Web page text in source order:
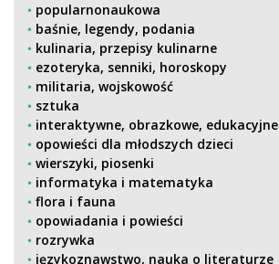
popularnonaukowa
baśnie, legendy, podania
kulinaria, przepisy kulinarne
ezoteryka, senniki, horoskopy
militaria, wojskowość
sztuka
interaktywne, obrazkowe, edukacyjne
opowieści dla młodszych dzieci
wierszyki, piosenki
informatyka i matematyka
flora i fauna
opowiadania i powieści
rozrywka
językoznawstwo, nauka o literaturze